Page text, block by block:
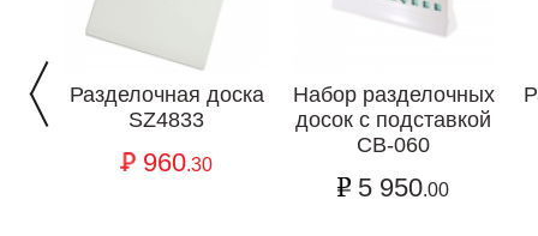
Разделочная доска
SZ4833
960.30
Набор разделочных
досок с подставкой
CB-060
5 950.00